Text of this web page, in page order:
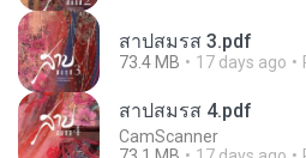
สาปสมรส 3.pdf
73.4 MB 17 days ago
สาปสมรส 4.pdf
CamScanner